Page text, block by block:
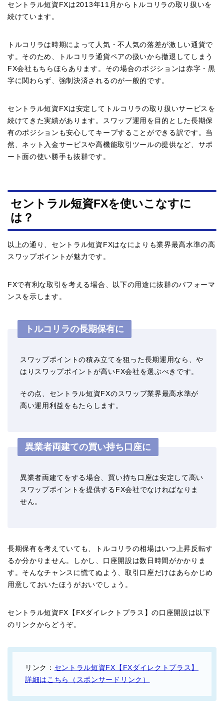
セントラル短資FXは2013年11月からトルコリラの取り扱いを
続けています。
トルコリラは時期によって人気・不人気の落差が激しい通貨で
す。そのため、トルコリラ通貨ペアの扱いから撤退してしまう
FX会社もちらほらあります。その場合のポジションは赤字・黒
字に関わらず、強制決済されるのが一般的です。
セントラル短資FXは安定してトルコリラの取り扱いサービスを
続けてきた実績があります。スワップ運用を目的とした長期保
有のポジションも安心してキープすることができる訳です。当
然、ネット入金サービスや高機能取引ツールの提供など、サポ
ート面の使い勝手も抜群です。
セントラル短資FXを使いこなすに
は？
以上の通り、セントラル短資FXはなによりも業界最高水準の高
スワップポイントが魅力です。
FXで有利な取引を考える場合、以下の用途に抜群のパフォーマ
ンスを示します。
トルコリラの長期保有に
スワップポイントの積み立てを狙った長期運用なら、や
はりスワップポイントが高いFX会社を選ぶべきです。
その点、セントラル短資FXのスワップ業界最高水準が
高い運用利益をもたらします。
異業者両建ての買い持ち口座に
異業者両建てをする場合、買い持ち口座は安定して高い
スワップポイントを提供するFX会社でなければなりま
せん。
長期保有を考えていても、トルコリラの相場はいつ上昇反転す
るか分かりません。しかし、口座開設は数日時間がかかりま
す。そんなチャンスに慌てぬよう、取引口座だけはあらかじめ
用意しておいたほうがおいでしょう。
セントラル短資FX【FXダイレクトプラス】の口座開設は以下
のリンクからどうぞ。
リンク： セントラル短資FX【FXダイレクトプラス】
詳細はこちら（スポンサードリンク）